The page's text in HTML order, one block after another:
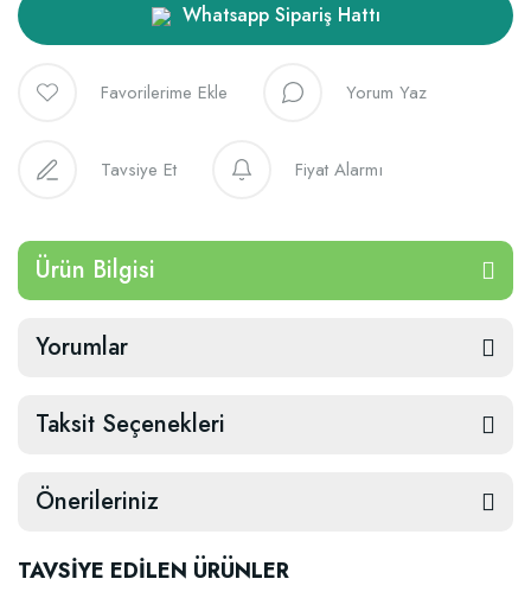
Whatsapp Sipariş Hattı
Yorum Yaz
Tavsiye Et Fiyat Alarmı
Ürün Bilgisi
Yorumlar
Taksit Seçenekleri
Önerileriniz
TAVSİYE EDİLEN ÜRÜNLER